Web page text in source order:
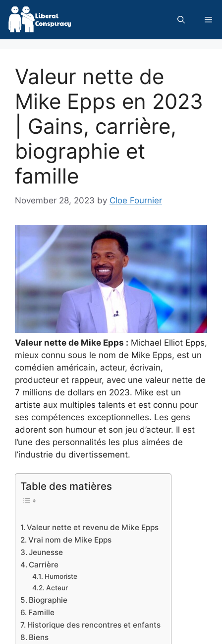
Skip
content
Valeur nette de
Mike Epps en 2023
| Gains, carrière,
biographie et
famille
November 28, 2023 by Cloe Fournier
Valeur nette de Mike Epps : Michael Elliot Epps,
mieux connu sous le nom de Mike Epps, est un
comédien américain, acteur, écrivain,
producteur et rappeur, avec une valeur nette de
7 millions de dollars en 2023. Mike est un
artiste aux multiples talents et est connu pour
ses compétences exceptionnelles. Les gens
adorent son humour et son jeu d’acteur. Il est
l’une des personnalités les plus aimées de
l’industrie du divertissement.
Table des matières
Valeur nette et revenu de Mike Epps
Vrai nom de Mike Epps
Jeunesse
Carrière
Humoriste
Acteur
Biographie
Famille
Historique des rencontres et enfants
Biens